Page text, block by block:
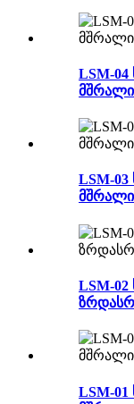
LSM-
მშრალი
LSM-03
მშრალი
LSM-02
LSM-01